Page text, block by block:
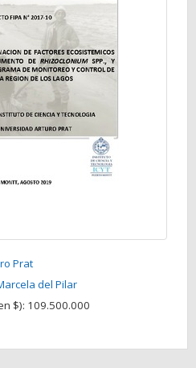
Prat
del Pilar
$): 109.500.000